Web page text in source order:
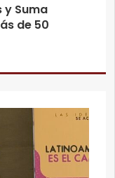
y Suma
de 50